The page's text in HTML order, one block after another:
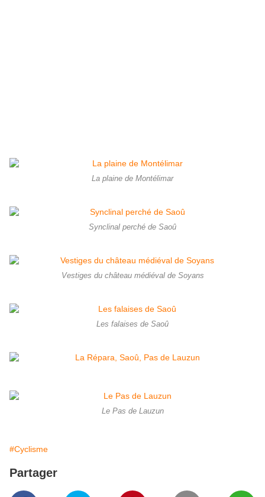
La plaine de Montélimar
Synclinal perché de Saoû
Vestiges du château médiéval de Soyans
Les falaises de Saoû
Le Pas de Lauzun
#Cyclisme
Partager